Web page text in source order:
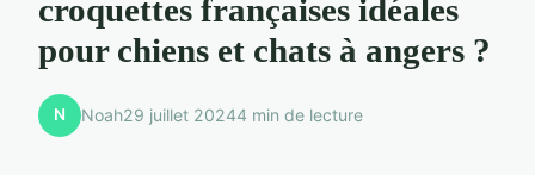
croquettes françaises idéales
pour chiens et chats à angers ?
N Noah29 juillet 20244 min de lecture